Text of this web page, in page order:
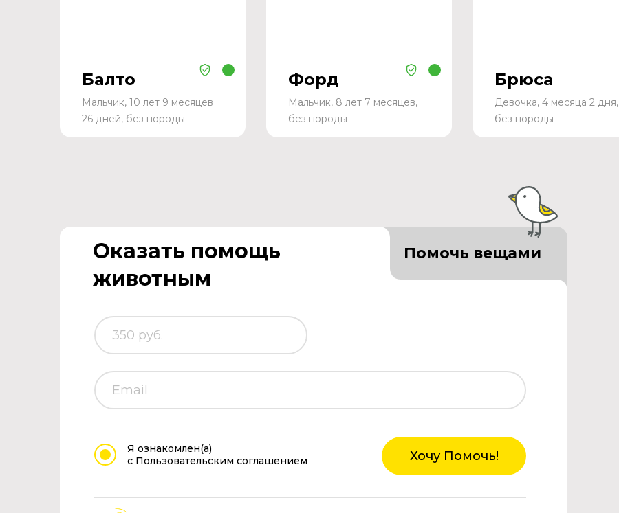
Балто
Мальчик, 10 лет 9 месяцев
26 дней, без породы
Форд
Мальчик, 8 лет 7 месяцев,
без породы
Брюса
Девочка, 4 месяца 2 дня,
без породы
Оказать помощь
животным
Помочь вещами
Я ознакомлен(а)
с Пользовательским соглашением
Хочу Помочь!